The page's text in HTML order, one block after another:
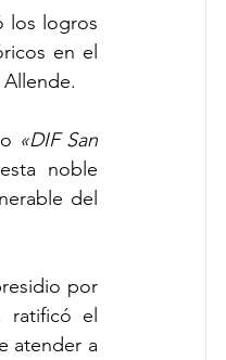
los logros
en el
«DIF San
noble
del
por
ratificó el
atender a